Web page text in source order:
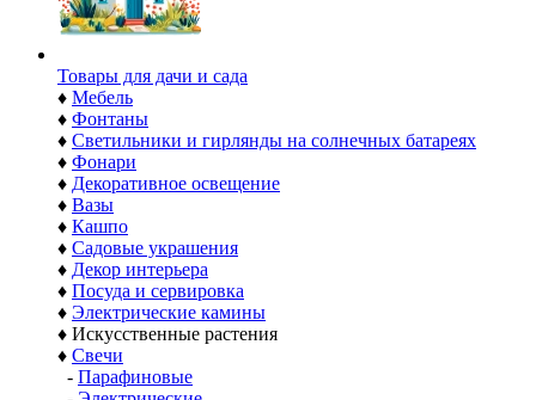
Товары для дачи и сада
♦ Мебель
♦ Фонтаны
♦ Светильники и гирлянды на солнечных батареях
♦ Фонари
♦ Декоративное освещение
♦ Вазы
♦ Кашпо
♦ Садовые украшения
♦ Декор интерьера
♦ Посуда и сервировка
♦ Электрические камины
♦ Искусственные растения
♦ Свечи
- Парафиновые